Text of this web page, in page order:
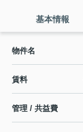
基本情報
物件名
賃料
管理 / 共益費